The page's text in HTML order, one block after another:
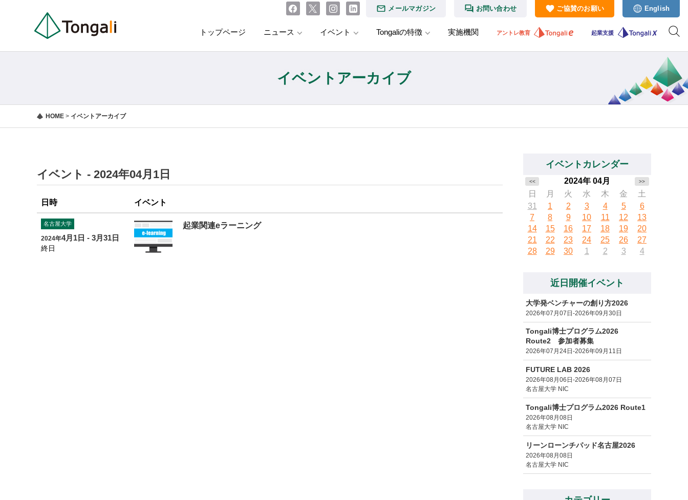
メールマガジン お問い合わせ ご協賛のお願い English
トップページ ニュース イベント Tongaliの特徴 実施機関 アントレ教育 起業支援
イベントアーカイブ
HOME > イベントアーカイブ
イベント - 2024年04月1日
日時 イベント
名古屋大学
2024年4月1日 - 3月31日
終日
起業関連eラーニング
イベントカレンダー
<< 2024年 04月 >>
日 月 火 水 木 金
土
31
1 2 3 4 5
6
7
8 9 10 11 12
13
14
15 16 17 18 19
20
21
22 23 24 25 26
27
28
29 30 1 2 3 4
近日開催イベント
大学発ベンチャーの創り方2026
2026年07月07日-2026年09月30日
Tongali博士プログラム2026
Route2 参加者募集
2026年07月24日-2026年09月11日
FUTURE LAB 2026
2026年08月06日-2026年08月07日
名古屋大学 NIC
Tongali博士プログラム2026 Route1
2026年08月08日
名古屋大学 NIC
リーンローンチパッド名古屋2026
2026年08月08日
名古屋大学 NIC